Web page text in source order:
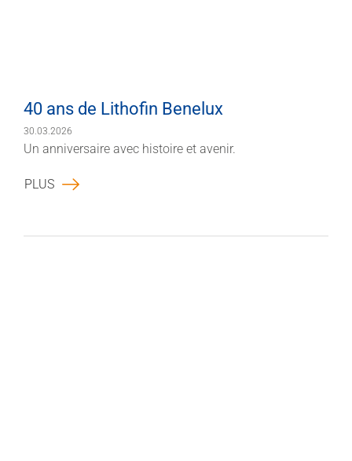
40 ans de Lithofin Benelux
30.03.2026
Un anniversaire avec histoire et avenir.
PLUS